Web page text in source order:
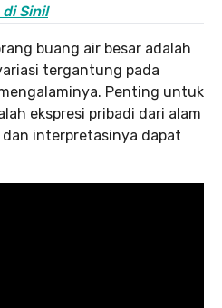
Sini!
buang air besar adalah
tergantung pada
Penting untuk
ekspresi pribadi dari alam
dan interpretasinya dapat